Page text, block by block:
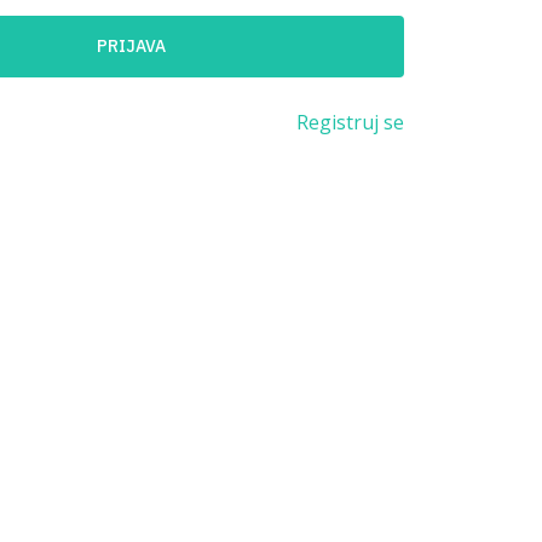
PRIJAVA
Registruj se